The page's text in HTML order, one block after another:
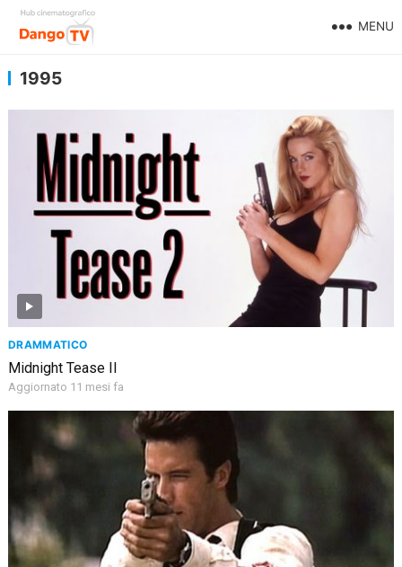
MENU
1995
DRAMMATICO
Midnight Tease II
Aggiornato 11 mesi fa